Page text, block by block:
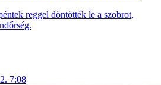
reggel döntötték le a szobrot,
7:08